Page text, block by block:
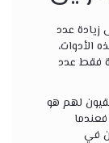
زيادة عدد
الأدوات،
فقط عدد
لهم هو
في